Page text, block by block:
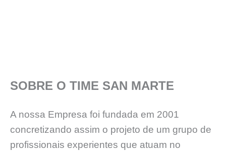
SOBRE O TIME SAN MARTE
A nossa Empresa foi fundada em 2001
concretizando assim o projeto de um grupo de
profissionais experientes que atuam no